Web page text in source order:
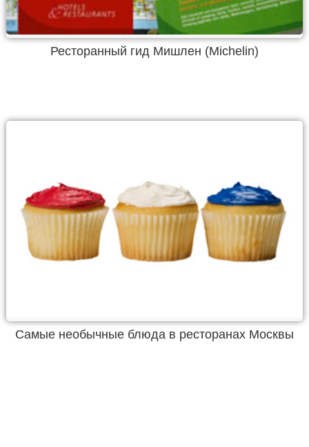
Ресторанный гид Мишлен (Michelin)
Самые необычные блюда в ресторанах Москвы